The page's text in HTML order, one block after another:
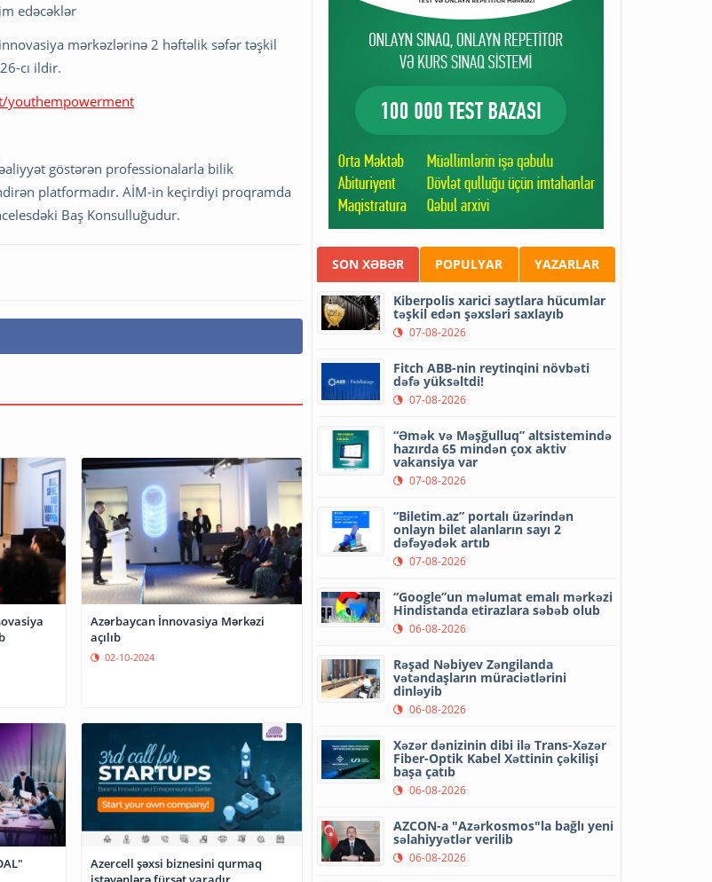
edəcəklər
mərkəzlərinə 2 həftəlik səfər təşkil
cı ildir.
youthempowerment
göstərən professionalarla bilik
platformadır. AİM-in keçirdiyi proqramda
Baş Konsulluğudur.
Azərbaycan İnnovasiya Mərkəzi
açılıb
02-10-2024
Azercell şəxsi biznesini qurmaq
SON XƏBƏR POPULYAR YAZARLAR
Kiberpolis xarici saytlara hücumlar
təşkil edən şəxsləri saxlayıb
07-08-2026
Fitch ABB-nin reytinqini növbəti
dəfə yüksəltdi!
07-08-2026
“Əmək və Məşğulluq” altsistemində
hazırda 65 mindən çox aktiv
vakansiya var
07-08-2026
“Biletim.az” portalı üzərindən
onlayn bilet alanların sayı 2
dəfəyədək artıb
07-08-2026
“Google”un məlumat emalı mərkəzi
Hindistanda etirazlara səbəb olub
06-08-2026
Rəşad Nəbiyev Zəngilanda
vətəndaşların müraciətlərini
dinləyib
06-08-2026
Xəzər dənizinin dibi ilə Trans-Xəzər
Fiber-Optik Kabel Xəttinin çəkilişi
başa çatıb
06-08-2026
AZCON-a "Azərkosmos"la bağlı yeni
səlahiyyətlər verilib
06-08-2026